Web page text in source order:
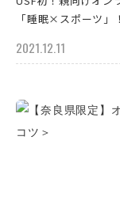
「睡眠×スポーツ」！
2021.12.11